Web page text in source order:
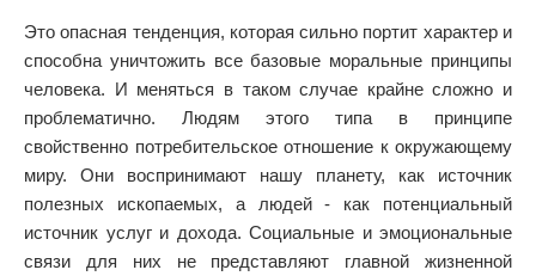
Это опасная тенденция, которая сильно портит характер и
способна уничтожить все базовые моральные принципы
человека. И меняться в таком случае крайне сложно и
проблематично. Людям этого типа в принципе
свойственно потребительское отношение к окружающему
миру. Они воспринимают нашу планету, как источник
полезных ископаемых, а людей - как потенциальный
источник услуг и дохода. Социальные и эмоциональные
связи для них не представляют главной жизненной